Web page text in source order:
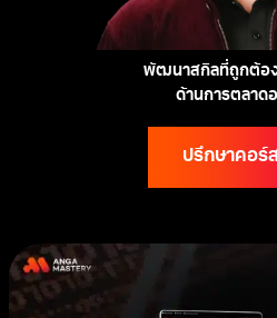
พัฒนาสกิลที่ถูกต้อ
ด้านการตลาด
ปรึกษาคอร์